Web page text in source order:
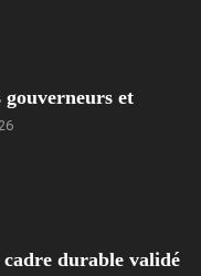
gouverneurs et
durable validé